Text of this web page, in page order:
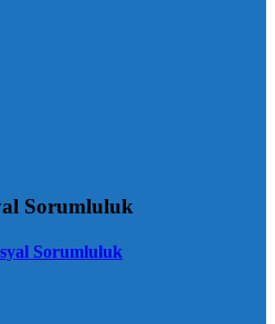
Sorumluluk
Sorumluluk